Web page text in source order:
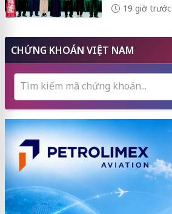
19 giờ trước
CHỨNG KHOÁN VIỆT NAM
Tìm kiếm mã chứng khoán...